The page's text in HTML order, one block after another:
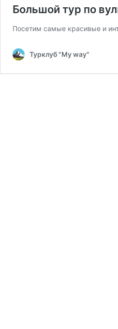
Большой тур по
Посетим самые красивые и
Турклуб "My way"